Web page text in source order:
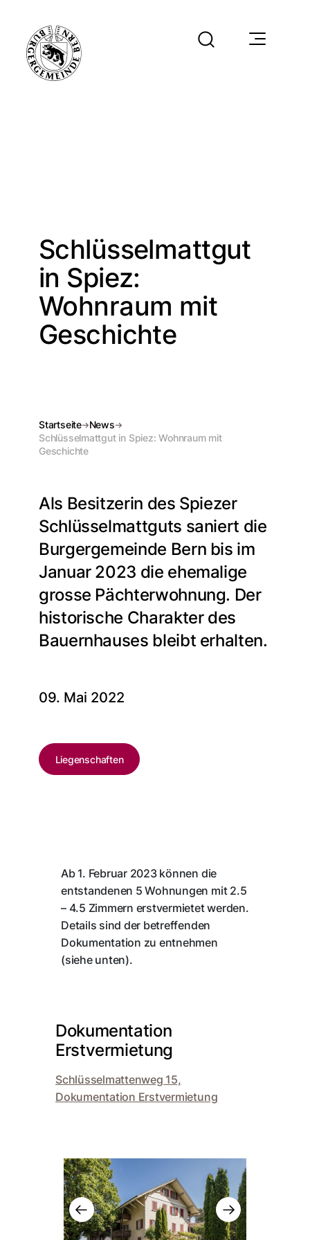
Schlüsselmattgut
in Spiez:
Wohnraum mit
Geschichte
Startseite
News
Schlüsselmattgut in Spiez: Wohnraum mit
Geschichte
Als Besitzerin des Spiezer
Schlüsselmattguts saniert die
Burgergemeinde Bern bis im
Januar 2023 die ehemalige
grosse Pächterwohnung. Der
historische Charakter des
Bauernhauses bleibt erhalten.
09. Mai 2022
Liegenschaften
Ab 1. Februar 2023 können die
entstandenen 5 Wohnungen mit 2.5
– 4.5 Zimmern erstvermietet werden.
Details sind der betreffenden
Dokumentation zu entnehmen
(siehe unten).
Dokumentation
Erstvermietung
Schlüsselmattenweg 15,
Dokumentation Erstvermietung